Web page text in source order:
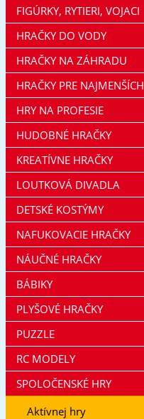
FIGÚRKY, RYTIERI, VOJACI
HRAČKY DO VODY
HRAČKY NA ZÁHRADU
HRAČKY PRE NAJMENŠÍCH
HRY NA PROFESIE
HUDOBNÉ HRAČKY
KREATÍVNE HRAČKY
LOUTKOVÁ DIVADLA
DETSKÉ KOSTÝMY
NAFUKOVACIE HRAČKY
NÁUČNÉ HRAČKY
BÁBIKY
PLYŠOVÉ HRAČKY
PUZZLE
RC MODELY
SPOLOČENSKÉ HRY
Aktívnej hry